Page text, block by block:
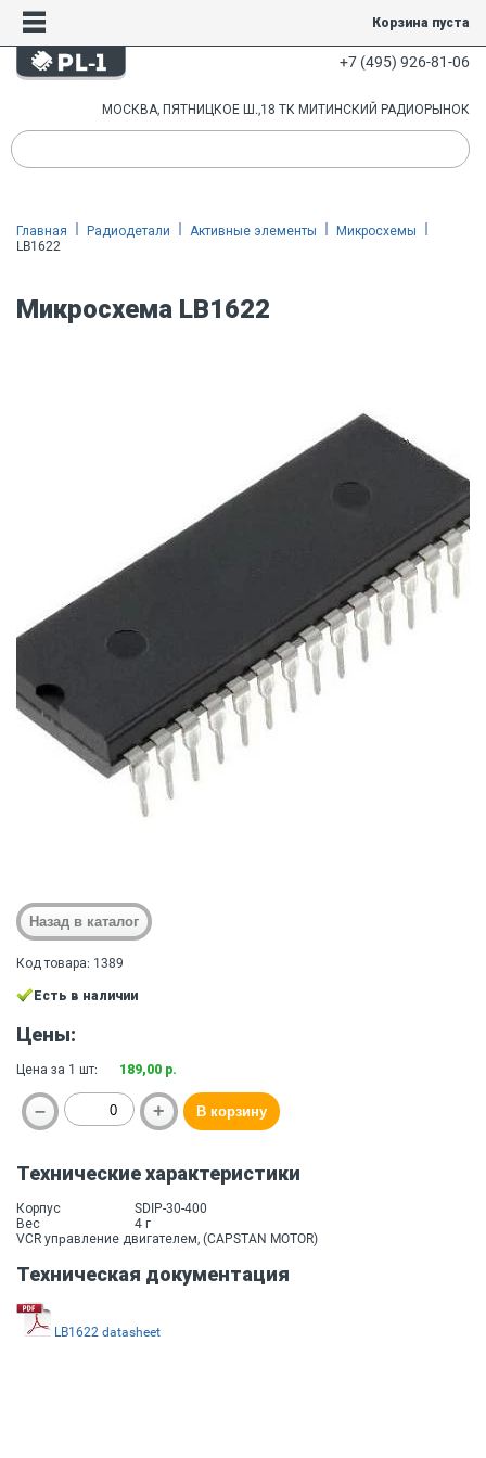
Корзина пуста
+7 (495) 926-81-06
МОСКВА, ПЯТНИЦКОЕ Ш.,18 ТК МИТИНСКИЙ РАДИОРЫНОК
Главная Радиодетали Активные элементы
Микросхемы
LB1622
Микросхема LB1622
Код товара: 1389
Есть в наличии
Цены:
Цена за 1 шт: 189,00 р.
Технические характеристики
Корпус
SDIP-30-400
Вес
4 г
VCR упpавление двигателем, (CAPSTAN MOTOR)
Техническая документация
LB1622 datasheet